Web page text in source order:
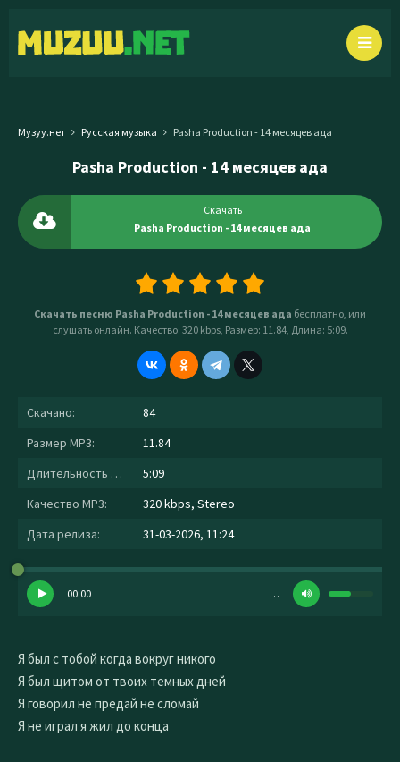
Музуу.нет Русская музыка Pasha Production - 14 месяцев ада
Pasha Production - 14 месяцев ада
Скачать
Pasha Production - 14 месяцев ада
Скачать песню Pasha Production - 14 месяцев ада бесплатно, или
слушать онлайн. Качество: 320 kbps, Размер: 11.84, Длина: 5:09.
Скачано:
84
Размер MP3:
11.84
Длительность MP3:
5:09
Качество MP3:
320 kbps, Stereo
Дата релиза:
31-03-2026, 11:24
00:00 …
Я был с тобой когда вокруг никого
Я был щитом от твоих темных дней
Я говорил не предай не сломай
Я не играл я жил до конца